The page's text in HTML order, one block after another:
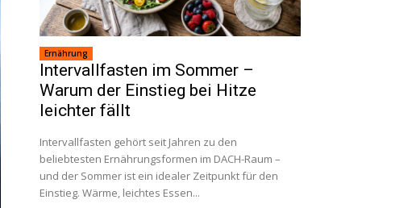
Ernährung
Intervallfasten im Sommer –
Warum der Einstieg bei Hitze
leichter fällt
Intervallfasten gehört seit Jahren zu den
beliebtesten Ernährungsformen im DACH-Raum –
und der Sommer ist ein idealer Zeitpunkt für den
Einstieg. Wärme, leichtes Essen...